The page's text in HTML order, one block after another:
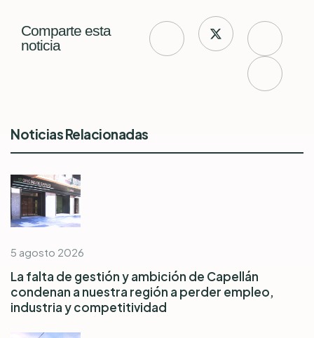
Comparte esta
noticia
Noticias Relacionadas
5 agosto 2026
La falta de gestión y ambición de Capellán
condenan a nuestra región a perder empleo,
industria y competitividad